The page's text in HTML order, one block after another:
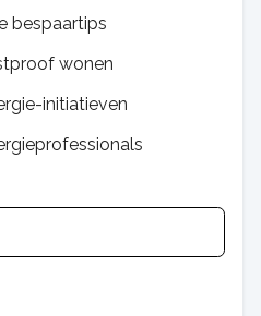
bespaartips
wonen
initiatieven